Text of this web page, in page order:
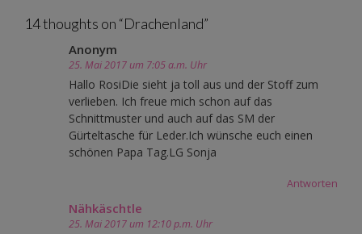
14 thoughts on “Drachenland”
Anonym
25. Mai 2017 um 7:05 a.m. Uhr
Hallo RosiDie sieht ja toll aus und der Stoff zum
verlieben. Ich freue mich schon auf das
Schnittmuster und auch auf das SM der
Gürteltasche für Leder.Ich wünsche euch einen
schönen Papa Tag.LG Sonja
Antworten
Nähkäschtle
25. Mai 2017 um 12:10 p.m. Uhr